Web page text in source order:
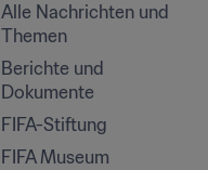
Alle Nachrichten und
Themen
Berichte und
Dokumente
FIFA-Stiftung
FIFA Museum